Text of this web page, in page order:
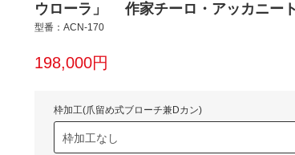
ウローラ」 作家チーロ・アッカニート
型番：ACN-170
198,000円
枠加工(爪留め式ブローチ兼Dカン)